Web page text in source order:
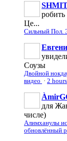
робить
Це...
Сильный Пол.
Соузы
Двойной
видео · 2
для
числе)
Алимханулы
обновлённый